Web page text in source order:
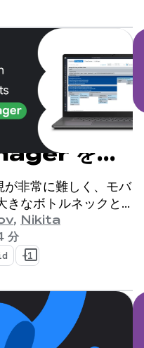
を使
詳細なパフ
報を提供し
非常に難しく、モバ
きなボトルネックと
, Nikita
分
+1